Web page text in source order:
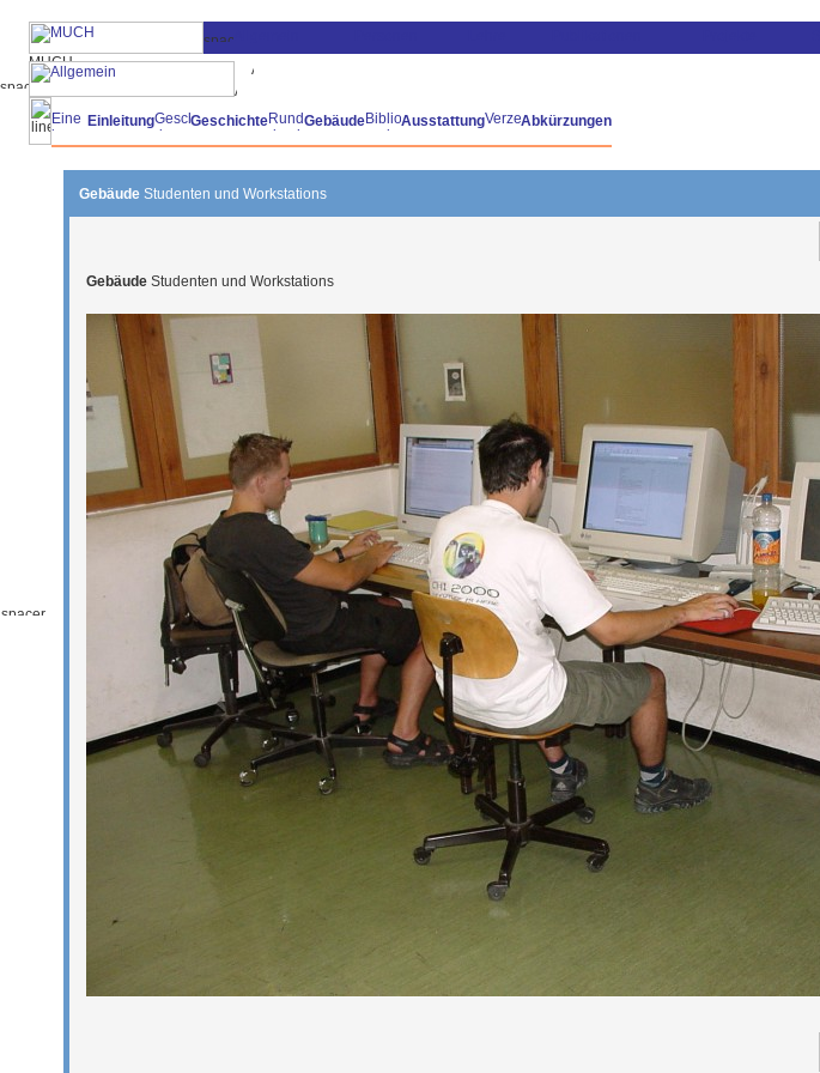
Einleitung Geschichte Gebäude Ausstattung Abkürzungen
Gebäude Studenten und Workstations
Gebäude Studenten und Workstations